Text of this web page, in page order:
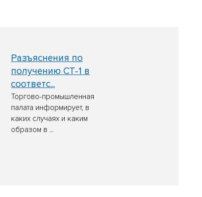
Разъяснения по
получению СТ-1 в
соответс...
Торгово-промышленная
палата информирует, в
каких случаях и каким
образом в ...